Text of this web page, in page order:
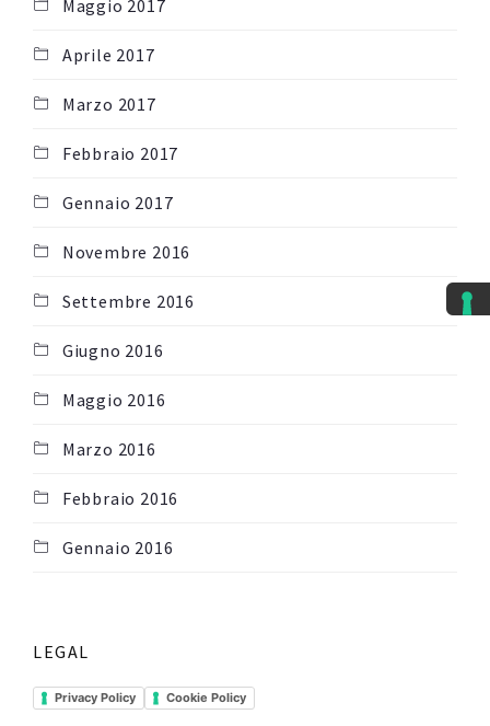
Maggio 2017
Aprile 2017
Marzo 2017
Febbraio 2017
Gennaio 2017
Novembre 2016
Settembre 2016
Giugno 2016
Maggio 2016
Marzo 2016
Febbraio 2016
Gennaio 2016
LEGAL
Privacy Policy Cookie Policy